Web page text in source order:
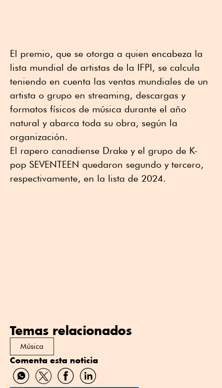
El premio, que se otorga a quien encabeza la
lista mundial de artistas de la IFPI, se calcula
teniendo en cuenta las ventas mundiales de un
artista o grupo en streaming, descargas y
formatos físicos de música durante el año
natural y abarca toda su obra, según la
organización.
El rapero canadiense Drake y el grupo de K-
pop SEVENTEEN quedaron segundo y tercero,
respectivamente, en la lista de 2024.
Temas relacionados
Música
Comenta esta noticia
CompartirCompartirCompartirCompartir